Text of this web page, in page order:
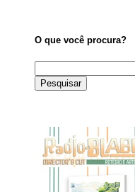
O que você procura?